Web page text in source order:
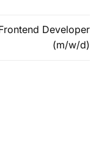
Developer
(m/w/d)